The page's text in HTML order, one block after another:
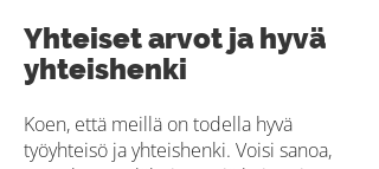
Yhteiset arvot ja hyvä
yhteishenki
Koen, että meillä on todella hyvä
työyhteisö ja yhteishenki. Voisi sanoa,